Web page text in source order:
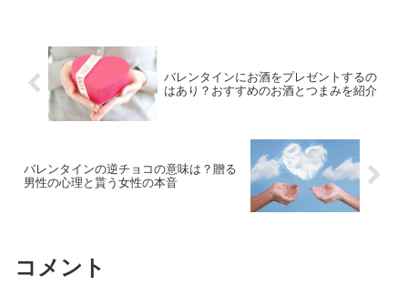
バレンタインにお酒をプレゼントするの
はあり？おすすめのお酒とつまみを紹介
バレンタインの逆チョコの意味は？贈る
男性の心理と貰う女性の本音
コメント